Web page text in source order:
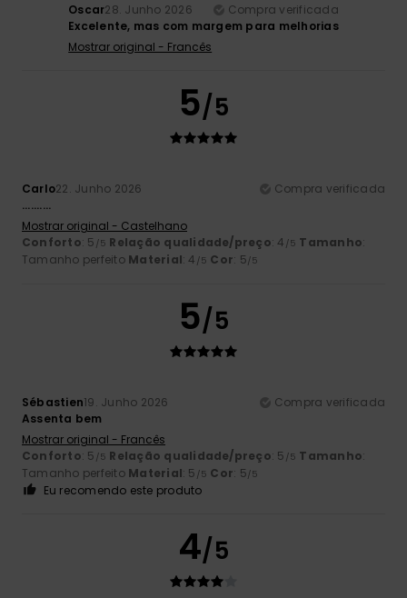
Oscar28. Junho 2026
Compra verificada
Excelente, mas com margem para melhorias
Mostrar original - Francês
5/5
Carlo22. Junho 2026
Compra verificada
..........
Mostrar original - Castelhano
Conforto: 5 /5 Relação qualidade/preço: 4 /5 Tamanho:
Tamanho perfeito Material: 4 /5 Cor: 5/5
5/5
Sébastien19. Junho 2026
Compra verificada
Assenta bem
Mostrar original - Francês
Conforto: 5 /5 Relação qualidade/preço: 5 /5 Tamanho:
Tamanho perfeito Material: 5 /5 Cor: 5/5
Eu recomendo este produto
4/5